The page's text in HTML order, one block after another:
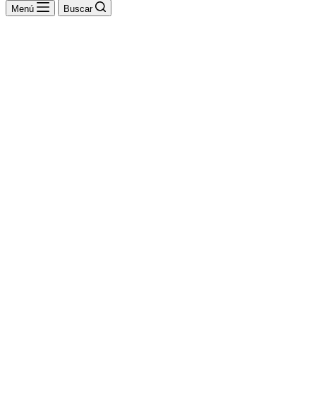
Menú Buscar